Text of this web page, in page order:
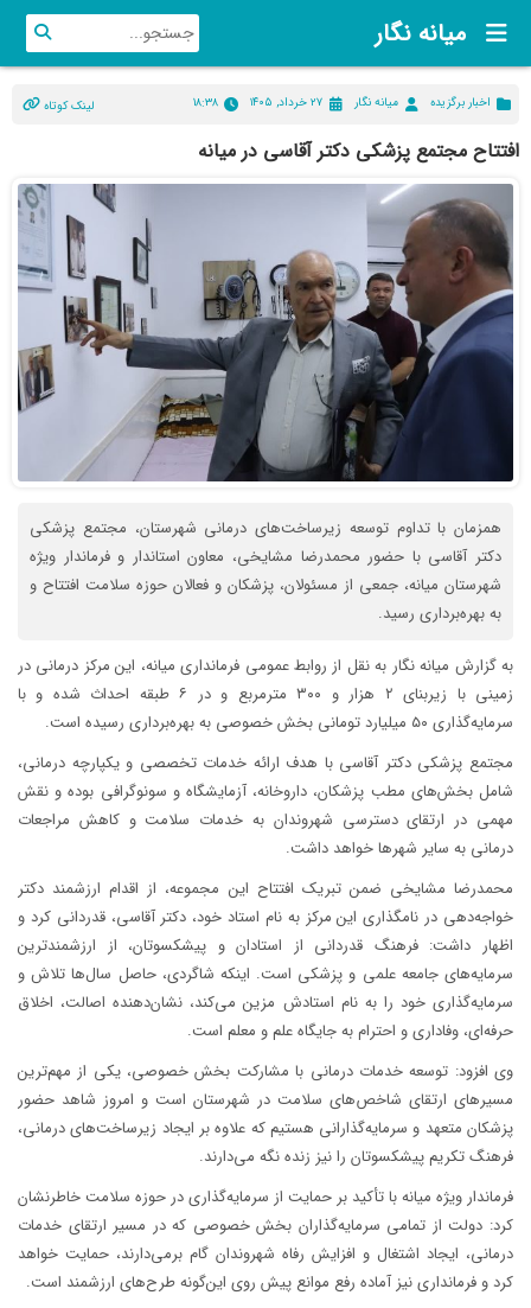
میانه نگار
اخبار برگزیده میانه نگار ۲۷ خرداد, ۱۴۰۵ ۱۸:۳۸ لینک کوتاه
افتتاح مجتمع پزشکی دکتر آقاسی در میانه
همزمان با تداوم توسعه زیرساخت‌های درمانی شهرستان، مجتمع پزشکی
دکتر آقاسی با حضور محمدرضا مشایخی، معاون استاندار و فرماندار ویژه
شهرستان میانه، جمعی از مسئولان، پزشکان و فعالان حوزه سلامت افتتاح و
به بهره‌برداری رسید.
به گزارش میانه نگار به نقل از روابط عمومی فرمانداری میانه، این مرکز درمانی در
زمینی با زیربنای ۲ هزار و ۳۰۰ مترمربع و در ۶ طبقه احداث شده و با
سرمایه‌گذاری ۵۰ میلیارد تومانی بخش خصوصی به بهره‌برداری رسیده است.
مجتمع پزشکی دکتر آقاسی با هدف ارائه خدمات تخصصی و یکپارچه درمانی،
شامل بخش‌های مطب پزشکان، داروخانه، آزمایشگاه و سونوگرافی بوده و نقش
مهمی در ارتقای دسترسی شهروندان به خدمات سلامت و کاهش مراجعات
درمانی به سایر شهرها خواهد داشت.
محمدرضا مشایخی ضمن تبریک افتتاح این مجموعه، از اقدام ارزشمند دکتر
خواجه‌دهی در نامگذاری این مرکز به نام استاد خود، دکتر آقاسی، قدردانی کرد و
اظهار داشت: فرهنگ قدردانی از استادان و پیشکسوتان، از ارزشمندترین
سرمایه‌های جامعه علمی و پزشکی است. اینکه شاگردی، حاصل سال‌ها تلاش و
سرمایه‌گذاری خود را به نام استادش مزین می‌کند، نشان‌دهنده اصالت، اخلاق
حرفه‌ای، وفاداری و احترام به جایگاه علم و معلم است.
وی افزود: توسعه خدمات درمانی با مشارکت بخش خصوصی، یکی از مهم‌ترین
مسیرهای ارتقای شاخص‌های سلامت در شهرستان است و امروز شاهد حضور
پزشکان متعهد و سرمایه‌گذارانی هستیم که علاوه بر ایجاد زیرساخت‌های درمانی،
فرهنگ تکریم پیشکسوتان را نیز زنده نگه می‌دارند.
فرماندار ویژه میانه با تأکید بر حمایت از سرمایه‌گذاری در حوزه سلامت خاطرنشان
کرد: دولت از تمامی سرمایه‌گذاران بخش خصوصی که در مسیر ارتقای خدمات
درمانی، ایجاد اشتغال و افزایش رفاه شهروندان گام برمی‌دارند، حمایت خواهد
کرد و فرمانداری نیز آماده رفع موانع پیش روی این‌گونه طرح‌های ارزشمند است.